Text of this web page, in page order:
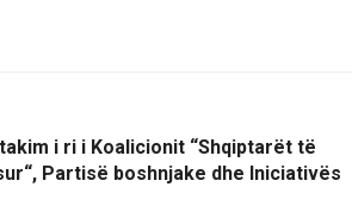
i ri i Koalicionit “Shqiptarët të
Partisë boshnjake dhe Iniciativës